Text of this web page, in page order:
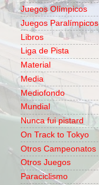
Juegos Olímpicos
Juegos Paralímpicos
Libros
Liga de Pista
Material
Media
Mediofondo
Mundial
Nunca fui pistard
On Track to Tokyo
Otros Campeonatos
Otros Juegos
Paraciclismo